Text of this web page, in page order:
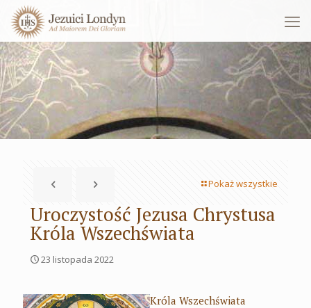
Pokaż wszystkie
Uroczystość Jezusa Chrystusa
Króla Wszechświata
23 listopada 2022
Króla Wszechświata